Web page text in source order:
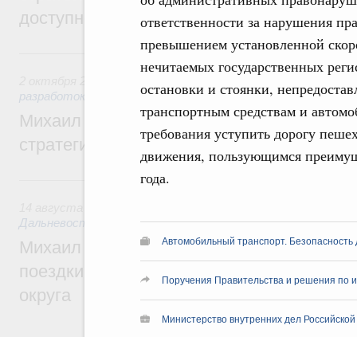
ответственности за нарушения
превышением установленной
нечитаемых государственных
остановки и стоянки,
транспортным средствам и
требования уступить дорогу
движения, пользующимся
года.
Автомобильный транспорт.
Поручения Правительства и решения по
Министерство внутренних дел
доступности жилья для граждан
2 октября 2025, четверг
разработок
Михаил Мишустин дал поручения по
стратегической сессии «Модель
Дальневосточного федерального округа (кроме Сахалина
Михаил Мишустин дал поручения по
поездки в Дальневосточный и
округа